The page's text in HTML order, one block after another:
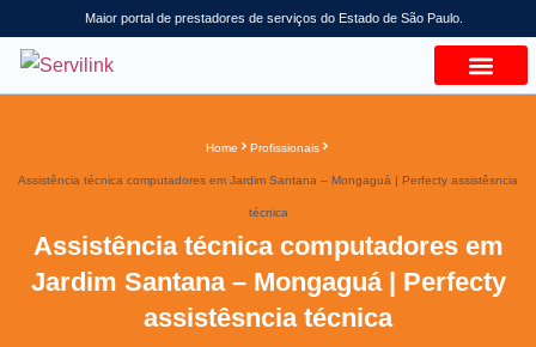
Maior portal de prestadores de serviços do Estado de São Paulo.
Home Profissionais
Assistência técnica computadores em Jardim Santana – Mongaguá | Perfecty assistêsncia
técnica
Assistência técnica computadores em
Jardim Santana – Mongaguá | Perfecty
assistêsncia técnica